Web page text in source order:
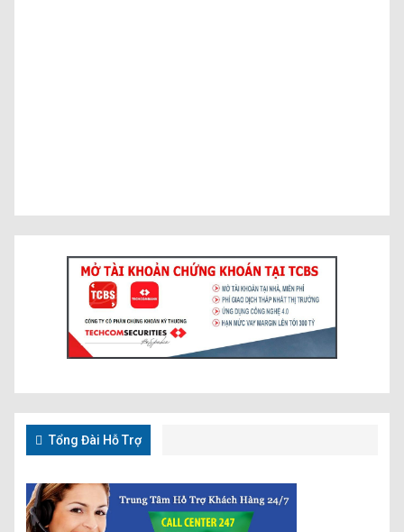
Tổng Đài Hỗ Trợ